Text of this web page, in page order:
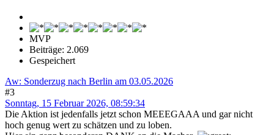
MVP
Beiträge: 2.069
Gespeichert
Aw: Sonderzug nach Berlin am 03.05.2026
#3
Sonntag, 15 Februar 2026, 08:59:34
Die Aktion ist jedenfalls jetzt schon MEEEGAAA und gar nicht
hoch genug wert zu schätzen und zu loben.